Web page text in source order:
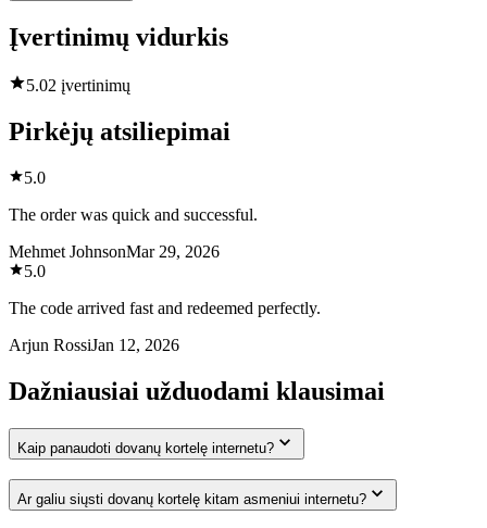
Įvertinimų vidurkis
5.02 įvertinimų
Pirkėjų atsiliepimai
5.0
The order was quick and successful.
Mehmet JohnsonMar 29, 2026
5.0
The code arrived fast and redeemed perfectly.
Arjun RossiJan 12, 2026
Dažniausiai užduodami klausimai
Kaip panaudoti dovanų kortelę internetu?
Ar galiu siųsti dovanų kortelę kitam asmeniui internetu?